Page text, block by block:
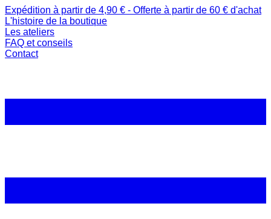
Expédition à partir de 4,90 € - Offerte à partir de 60 € d'achat
L'histoire de la boutique
Les ateliers
FAQ et conseils
Contact